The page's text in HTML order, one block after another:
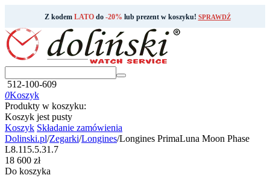
Z kodem LATOdo -20% lub prezent w koszyku! SPRAWDŹ
512-100-609
0Koszyk
Produkty w koszyku:
Koszyk jest pusty
Koszyk Składanie zamówienia
Dolinski.pl/Zegarki/Longines/Longines PrimaLuna Moon Phase
L8.115.5.31.7
‍18 600‍ zł
Do koszyka